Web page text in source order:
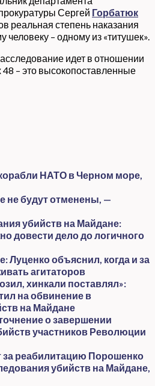
Сергей Горбатюк
реальная степень наказания
– одному из «титушек».
идет в отношении
48 – это высокопоставленные
НАТО в Черном море,
не будут отменены, —
убийств на Майдане:
довести дело до логичного
Луценко объяснил, когда и за
агитаторов
хинкали поставлял»:
на обвинение в
на Майдане
о завершении
участников Революции
за реабилитацию Порошенко
убийств на Майдане,